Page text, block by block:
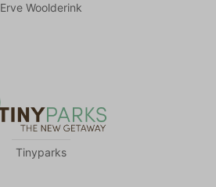
Erve Woolderink
Tinyparks